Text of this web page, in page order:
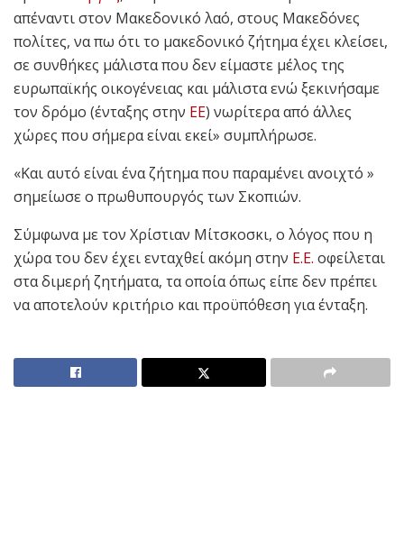
απέναντι στον Μακεδονικό λαό, στους Μακεδόνες
πολίτες, να πω ότι το μακεδονικό ζήτημα έχει κλείσει,
σε συνθήκες μάλιστα που δεν είμαστε μέλος της
ευρωπαϊκής οικογένειας και μάλιστα ενώ ξεκινήσαμε
τον δρόμο (ένταξης στην ΕΕ) νωρίτερα από άλλες
χώρες που σήμερα είναι εκεί» συμπλήρωσε.
«Και αυτό είναι ένα ζήτημα που παραμένει ανοιχτό »
σημείωσε ο πρωθυπουργός των Σκοπιών.
Σύμφωνα με τον Χρίστιαν Μίτσκοσκι, ο λόγος που η
χώρα του δεν έχει ενταχθεί ακόμη στην Ε.Ε. οφείλεται
στα διμερή ζητήματα, τα οποία όπως είπε δεν πρέπει
να αποτελούν κριτήριο και προϋπόθεση για ένταξη.